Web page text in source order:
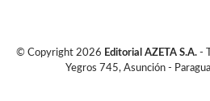
© Copyright 2026 Editorial AZETA S.A. -
Yegros 745, Asunción -